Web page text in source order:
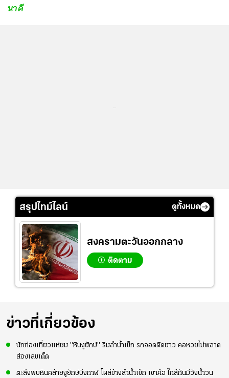
นาคี
สรุปไทม์ไลน์ ดูทั้งหมด
สงครามตะวันออกกลาง
ติดตาม
ข่าวที่เกี่ยวข้อง
นักท่องเที่ยวแห่ชม "หินงูยักษ์" ริมลำน้ำเข็ก รถจอดติดยาว คอหวยไม่พลาด
ส่องเลขเด็ด
ตะลึงพบหินคล้ายงูยักษ์บึงกาฬ โผล่ข้างลำน้ำเข็ก เขาค้อ ใกล้กันมีวังน้ำวน